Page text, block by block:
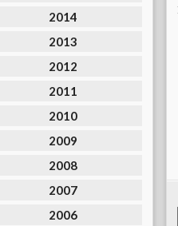
2014
2013
2012
2011
2010
2009
2008
2007
2006